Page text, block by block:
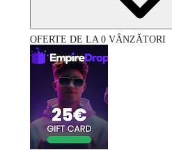
OFERTE DE LA 0 VÂNZĂTORI